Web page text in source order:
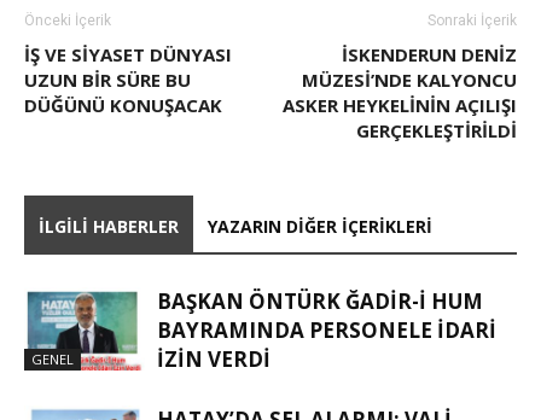
Önceki İçerik
İŞ VE SIYASET DÜNYASI
UZUN BIR SÜRE BU
DÜĞÜNÜ KONUŞACAK
Sonraki İçerik
İSKENDERUN DENIZ
MÜZESI’NDE KALYONCU
ASKER HEYKELININ AÇILIŞI
GERÇEKLEŞTIRILDI
İLGILI HABERLER YAZARIN DIĞER İÇERIKLERI
GENEL
BAŞKAN ÖNTÜRK ĞADIR-İ HUM
BAYRAMINDA PERSONELE İDARI
İZIN VERDI